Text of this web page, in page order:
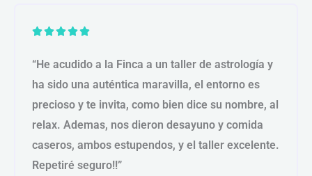
V
l
o
r
a
d
o
“He acudido a la Finca a un taller de astrología y
ha sido una auténtica maravilla, el entorno es
precioso y te invita, como bien dice su nombre, al
relax. Ademas, nos dieron desayuno y comida
caseros, ambos estupendos, y el taller excelente.
Repetiré seguro!!”